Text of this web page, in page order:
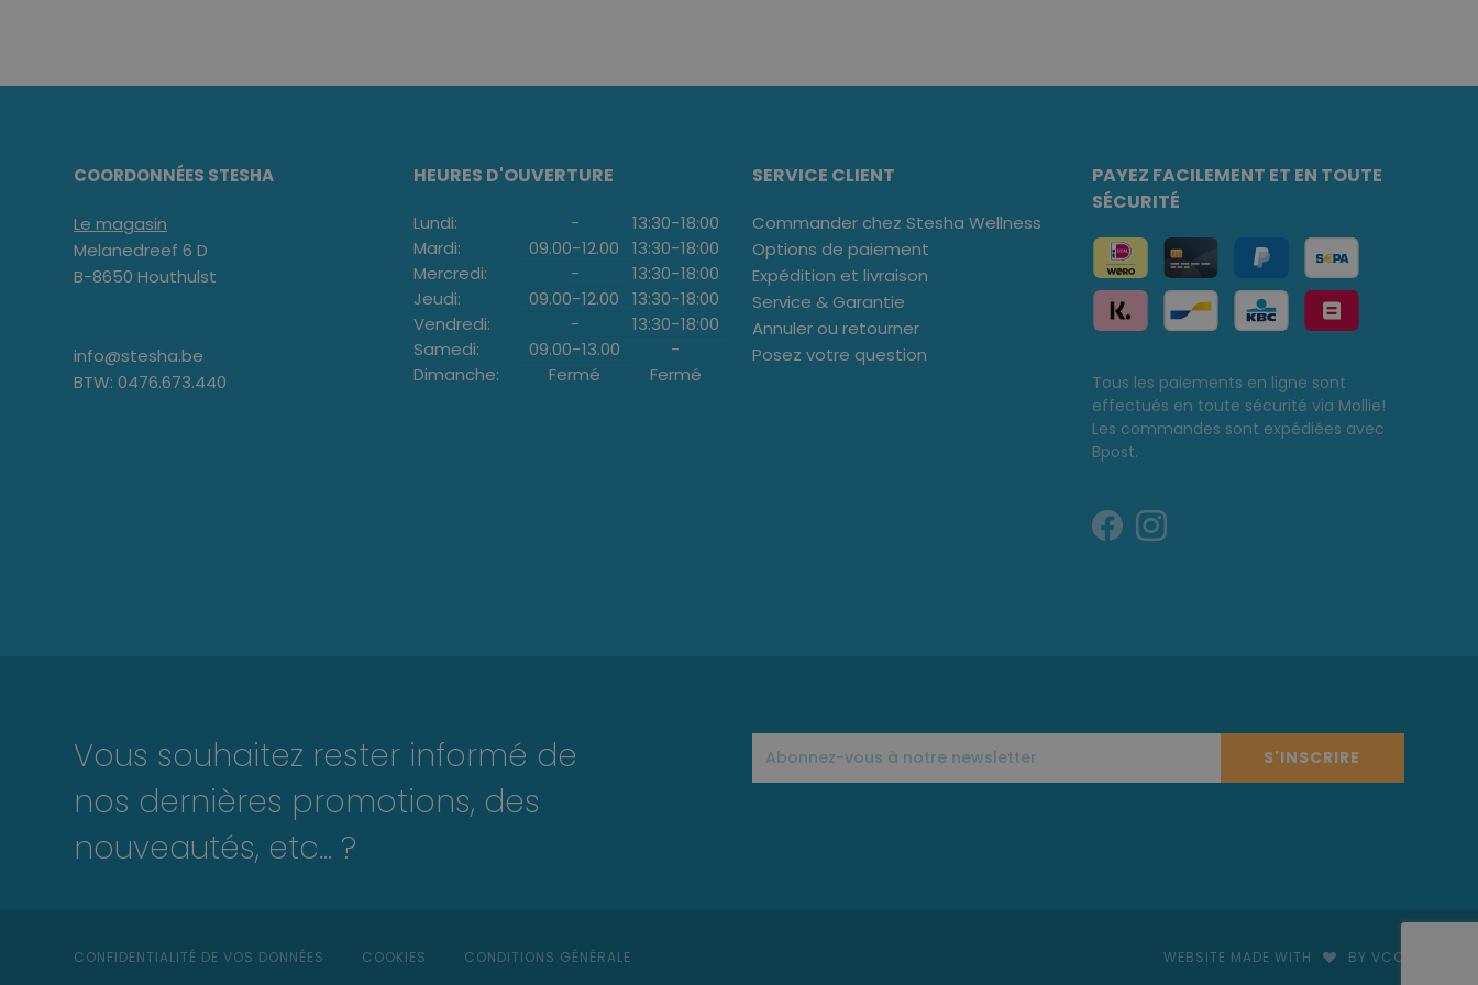
COORDONNÉES STESHA
Le magasin
Melanedreef 6 D
B-8650 Houthulst
info@stesha.be
BTW: 0476.673.440
HEURES D'OUVERTURE
Lundi: - 13:30-18:00
Mardi:
09.00-12.00 13:30-18:00
Mercredi:
- 13:30-18:00
Jeudi:
09.00-12.00 13:30-18:00
Vendredi:
- 13:30-18:00
Samedi:
09.00-13.00
-
Dimanche:
Fermé Fermé
SERVICE CLIENT
Commander chez Stesha Wellness
Options de paiement
Expédition et livraison
Service & Garantie
Annuler ou retourner
Posez votre question
PAYEZ FACILEMENT ET EN TOUTE
SÉCURITÉ
Tous les paiements en ligne sont
effectués en toute sécurité via Mollie!
Les commandes sont expédiées avec
Bpost.
Vous souhaitez rester informé de
nos dernières promotions, des
nouveautés, etc... ?
S'INSCRIRE
CONFIDENTIALITÉ DE VOS DONNÉES COOKIES CONDITIONS GÉNÉRALE WEBSITE MADE WITH BY VCO